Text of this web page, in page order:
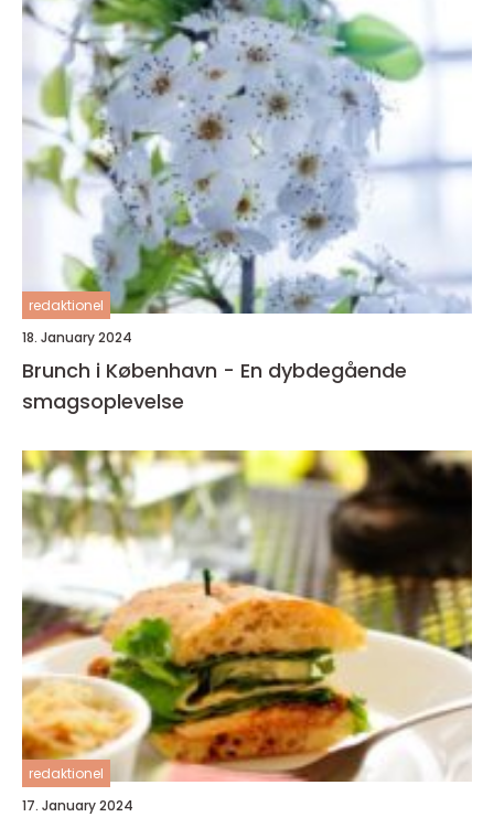
redaktionel
18. January 2024
Brunch i København - En dybdegående
smagsoplevelse
redaktionel
17. January 2024